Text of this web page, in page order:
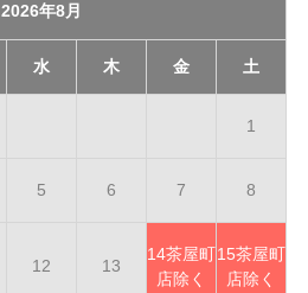
2026年8月
水 木 金 土
1
5 6 7 8
12 13
14茶屋町
店除く
15茶屋町
店除く